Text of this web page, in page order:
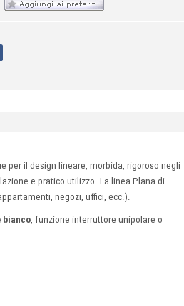
per il design lineare, morbida, rigoroso negli
e pratico utilizzo. La linea Plana di
artamenti, negozi, uffici, ecc.).
bianco, funzione interruttore unipolare o